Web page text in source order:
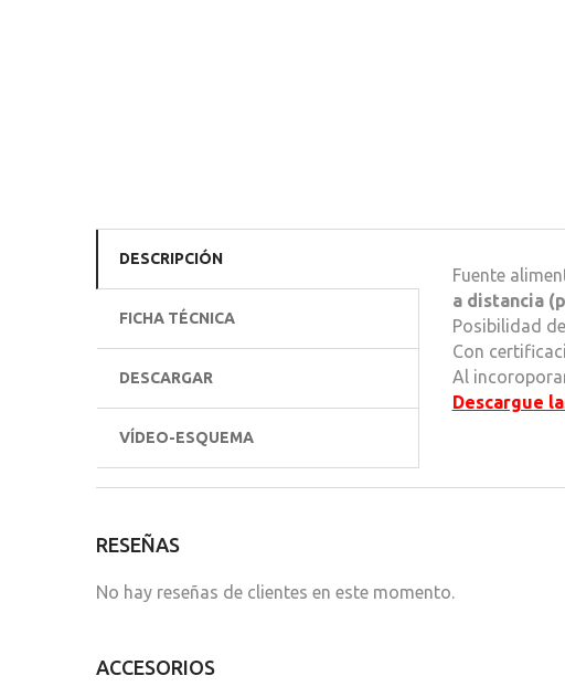
DESCRIPCIÓN
FICHA TÉCNICA
DESCARGAR
VÍDEO-ESQUEMA
Fuente
a distancia
Posibilidad
Con
Al
Descargue
RESEÑAS
No hay reseñas de clientes en este momento.
ACCESORIOS